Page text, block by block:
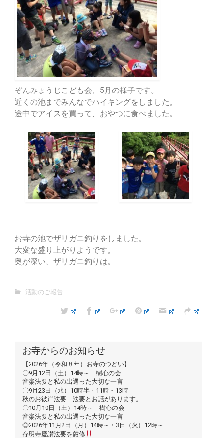
ぞんみょうじこども会、5月の様子です。
近くの池までみんなでハイキングをしました。
途中でアイスを買って、おやつに食べました。
お寺の池でザリガニ釣りをしました。
大変な盛り上がりようです。
奥が深い、ザリガニ釣りは。
活動のご報告
お寺からのお知らせ
【2026年（令和８年）お寺のつどい】
〇9月12日（土）14時～ 樹心の会
音楽法要と私の出遇った大切な一言
〇9月23日（水）10時半・11時・13時
秋のお彼岸法要 法要とお話があります。
〇10月10日（土）14時～ 樹心の会
音楽法要と私の出遇った大切な一言
◎2026年11月2日（月）14時～・3日（火）12時～
存明寺慶讃法要を厳修